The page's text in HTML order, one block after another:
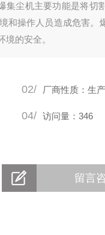
集尘机主要功能是将切
和操作人员造成危害。
的安全。
02/ 厂商性质：生
04/ 访问量：346
留言